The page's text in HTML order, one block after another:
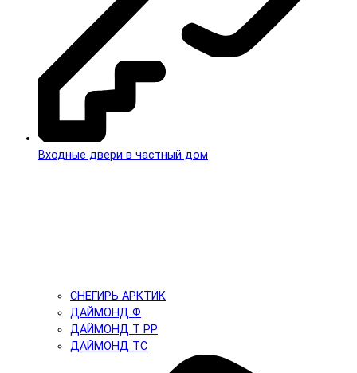
Входные двери в частный дом
СНЕГИРЬ АРКТИК
ДАЙМОНД Ф
ДАЙМОНД Т PP
ДАЙМОНД ТС